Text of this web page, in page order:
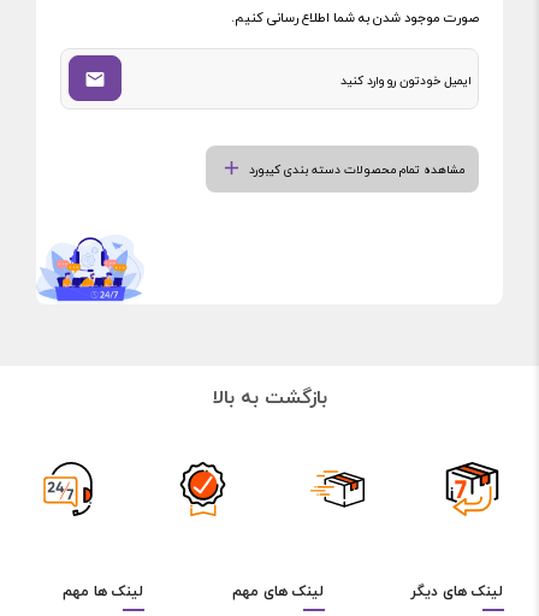
صورت موجود شدن به شما اطلاع رسانی کنیم.
مشاهده تمام محصولات دسته بندی کیبورد
بازگشت به بالا
لینک های دیگر
لینک های مهم
لینک ها مهم